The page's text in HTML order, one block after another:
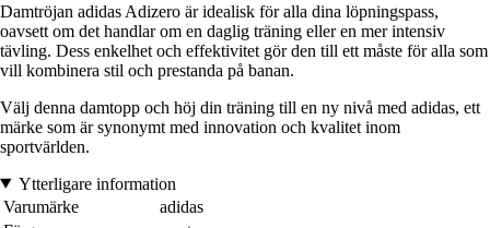
Damtröjan adidas Adizero är idealisk för alla dina löpningspass,
oavsett om det handlar om en daglig träning eller en mer intensiv
tävling. Dess enkelhet och effektivitet gör den till ett måste för alla som
vill kombinera stil och prestanda på banan.
Välj denna damtopp och höj din träning till en ny nivå med adidas, ett
märke som är synonymt med innovation och kvalitet inom
sportvärlden.
Ytterligare information
Varumärke
adidas